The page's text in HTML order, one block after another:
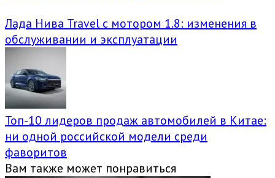
Лада Нива Travel с мотором 1.8: изменения в
обслуживании и эксплуатации
Топ-10 лидеров продаж автомобилей в Китае:
ни одной российской модели среди
фаворитов
Вам также может понравиться